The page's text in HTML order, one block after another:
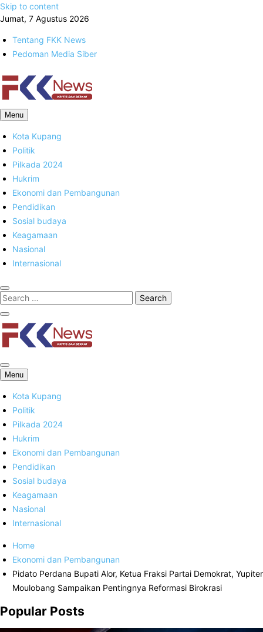
Skip to content
Jumat, 7 Agustus 2026
Tentang FKK News
Pedoman Media Siber
FKK News
Menu
Kota Kupang
Politik
Pilkada 2024
Hukrim
Ekonomi dan Pembangunan
Pendidikan
Sosial budaya
Keagamaan
Nasional
Internasional
FKK News
Menu
Kota Kupang
Politik
Pilkada 2024
Hukrim
Ekonomi dan Pembangunan
Pendidikan
Sosial budaya
Keagamaan
Nasional
Internasional
Home
Ekonomi dan Pembangunan
Pidato Perdana Bupati Alor, Ketua Fraksi Partai Demokrat, Yupiter
Moulobang Sampaikan Pentingnya Reformasi Birokrasi
Popular Posts